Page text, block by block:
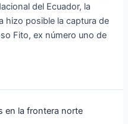
del Ecuador, la
hizo posible la captura de
Fito, ex número uno de